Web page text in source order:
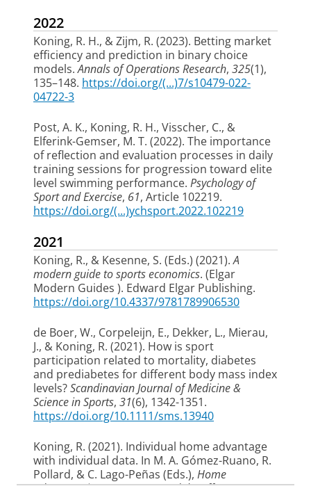
2022
Koning, R. H., & Zijm, R. (2023). Betting market
efficiency and prediction in binary choice
models.Annals of Operations Research, 325(1),
135–148. https://doi.org/(...)7/s10479-022-
04722-3
Post, A. K., Koning, R. H., Visscher, C., &
Elferink-Gemser, M. T. (2022). The importance
of reflection and evaluation processes in daily
training sessions for progression toward elite
level swimming performance. Psychology of
Sport and Exercise, 61, Article 102219.
https://doi.org/(...)ychsport.2022.102219
2021
Koning, R., & Kesenne, S. (Eds.) (2021).A
modern guide to sports economics. (Elgar
Modern Guides ). Edward Elgar Publishing.
https://doi.org/10.4337/9781789906530
de Boer, W., Corpeleijn, E., Dekker, L., Mierau,
J., & Koning, R. (2021). How is sport
participation related to mortality, diabetes
and prediabetes for different body mass index
levels?Scandinavian Journal of Medicine &
Science in Sports, 31(6), 1342-1351.
https://doi.org/10.1111/sms.13940
Koning, R. (2021). Individual home advantage
with individual data. In M. A. Gómez-Ruano, R.
Pollard, & C. Lago-Peñas (Eds.), Home
advantage in sport causes and the effect on